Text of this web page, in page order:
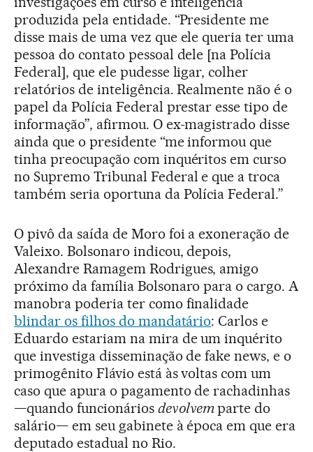
produzida pela entidade. “Presidente me
disse mais de uma vez que ele queria ter uma
pessoa do contato pessoal dele [na Polícia
Federal], que ele pudesse ligar, colher
relatórios de inteligência. Realmente não é o
papel da Polícia Federal prestar esse tipo de
informação”, afirmou. O ex-magistrado disse
ainda que o presidente “me informou que
tinha preocupação com inquéritos em curso
no Supremo Tribunal Federal e que a troca
também seria oportuna da Polícia Federal.”
O pivô da saída de Moro foi a exoneração de
Valeixo. Bolsonaro indicou, depois,
Alexandre Ramagem Rodrigues, amigo
próximo da família Bolsonaro para o cargo. A
manobra poderia ter como finalidade
blindar os filhos do mandatário: Carlos e
Eduardo estariam na mira de um inquérito
que investiga disseminação de fake news, e o
primogênito Flávio está às voltas com um
caso que apura o pagamento de rachadinhas
—quando funcionários devolvemparte do
salário— em seu gabinete à época em que era
deputado estadual no Rio.